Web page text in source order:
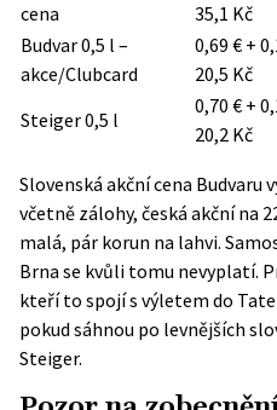
cena
35,1 Kč
Budvar 0,5 l –
akce/Clubcard
0,69 € +
20,5 Kč
Steiger 0,5 l
0,70 € +
20,2 Kč
Slovenská akční cena Budvaru
včetně zálohy, česká akční na
malá, pár korun na lahvi.
Brna se kvůli tomu nevyplatí.
kteří to spojí s výletem do
pokud sáhnou po levnějších
Steiger.